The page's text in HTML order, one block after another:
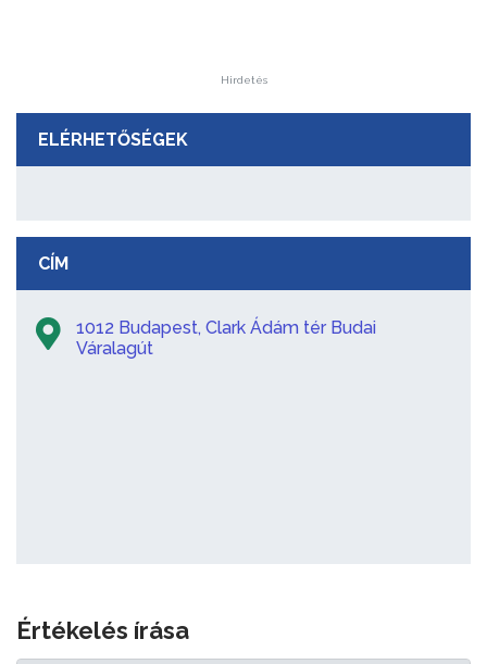
Hirdetés
ELÉRHETŐSÉGEK
CÍM
1012 Budapest, Clark Ádám tér Budai
Váralagút
Értékelés írása